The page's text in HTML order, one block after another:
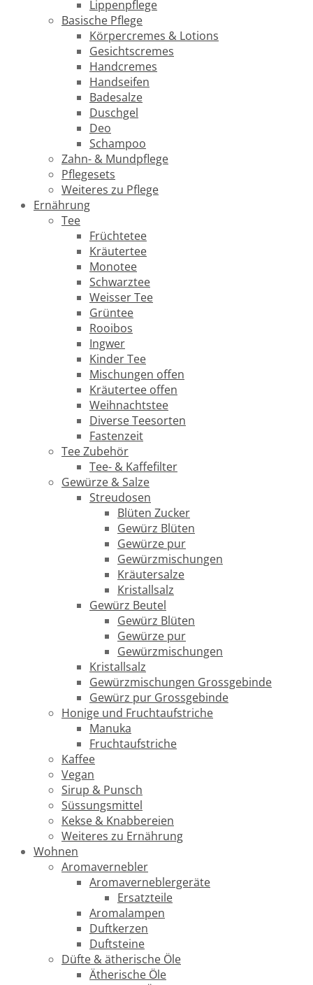
Lippenpflege
Basische Pflege
Körpercremes & Lotions
Gesichtscremes
Handcremes
Handseifen
Badesalze
Duschgel
Deo
Schampoo
Zahn- & Mundpflege
Pflegesets
Weiteres zu Pflege
Ernährung
Tee
Früchtetee
Kräutertee
Monotee
Schwarztee
Weisser Tee
Grüntee
Rooibos
Ingwer
Kinder Tee
Mischungen offen
Kräutertee offen
Weihnachtstee
Diverse Teesorten
Fastenzeit
Tee Zubehör
Tee- & Kaffefilter
Gewürze & Salze
Streudosen
Blüten Zucker
Gewürz Blüten
Gewürze pur
Gewürzmischungen
Kräutersalze
Kristallsalz
Gewürz Beutel
Gewürz Blüten
Gewürze pur
Gewürzmischungen
Kristallsalz
Gewürzmischungen Grossgebinde
Gewürz pur Grossgebinde
Honige und Fruchtaufstriche
Manuka
Fruchtaufstriche
Kaffee
Vegan
Sirup & Punsch
Süssungsmittel
Kekse & Knabbereien
Weiteres zu Ernährung
Wohnen
Aromavernebler
Aromaverneblergeräte
Ersatzteile
Aromalampen
Duftkerzen
Duftsteine
Düfte & ätherische Öle
Ätherische Öle